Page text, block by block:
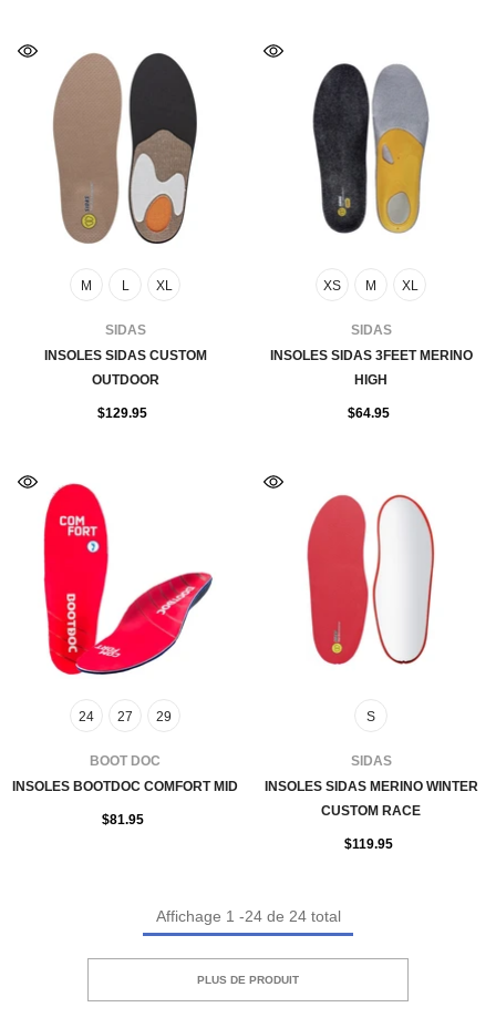
M L XL
FOURNISSEUR:SIDAS
INSOLES SIDAS CUSTOM
OUTDOOR
$129.95
XS M XL
FOURNISSEUR:SIDAS
INSOLES SIDAS 3FEET MERINO
HIGH
$64.95
24 27 29
FOURNISSEUR:BOOT DOC
INSOLES BOOTDOC COMFORT MID
$81.95
S
FOURNISSEUR:SIDAS
INSOLES SIDAS MERINO WINTER
CUSTOM RACE
$119.95
Affichage 1 -24de 24 total
PLUS DE PRODUIT